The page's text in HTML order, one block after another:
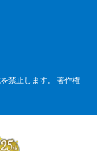
禁止します。 著作権